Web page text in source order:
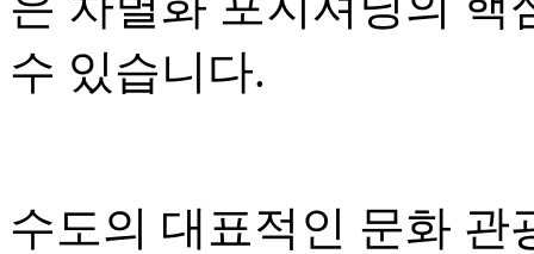
수 있습니다.
수도의 대표적인 문화 관